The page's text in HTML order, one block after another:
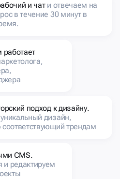
и чат и отвечаем на
в течение 30 минут в
подход к дизайну.
дизайн,
соответствующий трендам
CMS.
и редактируем